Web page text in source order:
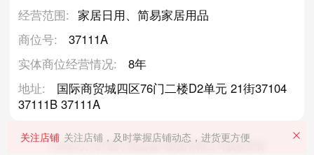
经营范围:
家居日用、简易家居用品
商位号:
37111A
实体商位经营情况:
8年
地址:
国际商贸城四区76门二楼D2单元 21街37104
37111B 37111A
©2026义乌中国小商品城大数据有限公司版权所有
关注店铺 关注店铺，及时掌握店铺动态，进货更方便